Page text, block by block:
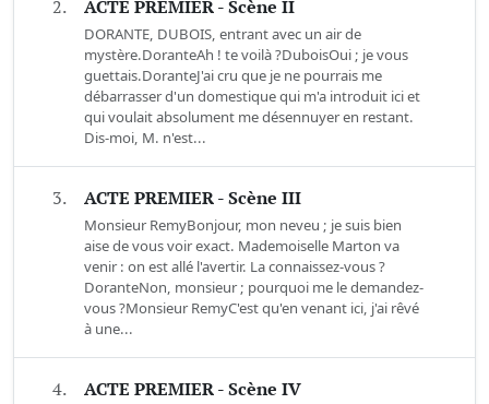
2. ACTE PREMIER - Scène II
DORANTE, DUBOIS, entrant avec un air de
mystère.DoranteAh ! te voilà ?DuboisOui ; je vous
guettais.DoranteJ'ai cru que je ne pourrais me
débarrasser d'un domestique qui m'a introduit ici et
qui voulait absolument me désennuyer en restant.
Dis-moi, M. n'est...
3. ACTE PREMIER - Scène III
Monsieur RemyBonjour, mon neveu ; je suis bien
aise de vous voir exact. Mademoiselle Marton va
venir : on est allé l'avertir. La connaissez-vous ?
DoranteNon, monsieur ; pourquoi me le demandez-
vous ?Monsieur RemyC'est qu'en venant ici, j'ai rêvé
à une...
4. ACTE PREMIER - Scène IV